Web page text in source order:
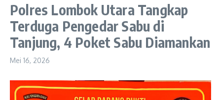
Polres Lombok Utara Tangkap
Terduga Pengedar Sabu di
Tanjung, 4 Poket Sabu Diamankan
Mei 16, 2026